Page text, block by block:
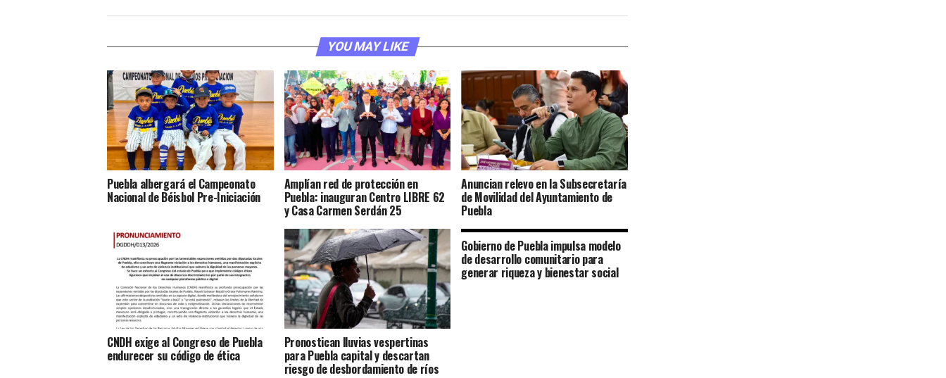
YOU MAY LIKE
Puebla albergará el Campeonato
Nacional de Béisbol Pre-Iniciación
Amplían red de protección en
Puebla: inauguran Centro LIBRE 62
y Casa Carmen Serdán 25
Anuncian relevo en la Subsecretaría
de Movilidad del Ayuntamiento de
Puebla
CNDH exige al Congreso de Puebla
endurecer su código de ética
Pronostican lluvias vespertinas
para Puebla capital y descartan
riesgo de desbordamiento de ríos
Gobierno de Puebla impulsa modelo
de desarrollo comunitario para
generar riqueza y bienestar social